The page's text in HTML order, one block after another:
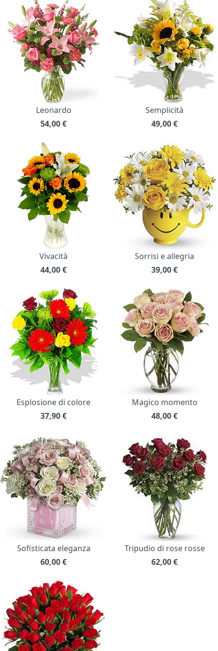
Leonardo
54,00€
Semplicità
49,00€
Vivacità
44,00€
Sorrisi e allegria
39,00€
Esplosione di colore
37,90€
Magico momento
48,00€
Sofisticata eleganza
60,00€
Tripudio di rose rosse
62,00€